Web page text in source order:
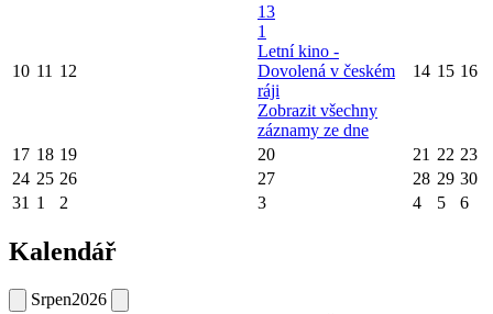
10 11 12
13
1
Letní kino -
Dovolená v českém
ráji
Zobrazit všechny
záznamy ze dne
14 15 16
17 18 19 20 21 22 23
24 25 26 27 28 29 30
31 1 2 3 4 5 6
Kalendář
Srpen2026